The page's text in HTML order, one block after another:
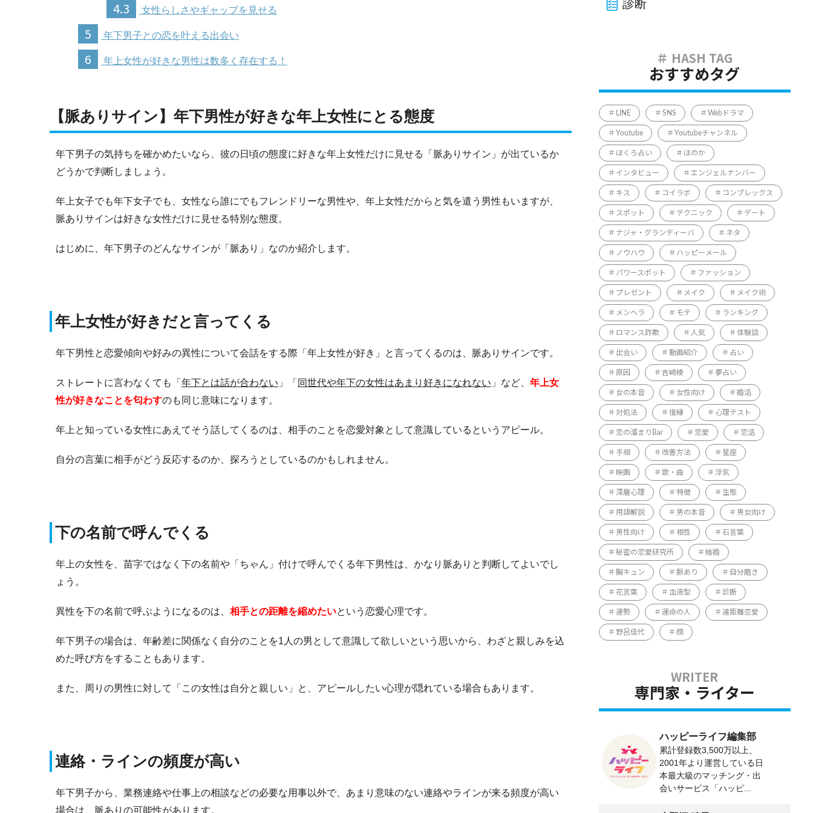
4.3 女性らしさやギャップを見せる
5 年下男子との恋を叶える出会い
6 年上女性が好きな男性は数多く存在する！
【脈ありサイン】年下男性が好きな年上女性にとる態度
年下男子の気持ちを確かめたいなら、彼の日頃の態度に好きな年上女性だけに見せる「脈ありサイン」が出ているか
どうかで判断しましょう。
年上女子でも年下女子でも、女性なら誰にでもフレンドリーな男性や、年上女性だからと気を遣う男性もいますが、
脈ありサインは好きな女性だけに見せる特別な態度。
はじめに、年下男子のどんなサインが「脈あり」なのか紹介します。
年上女性が好きだと言ってくる
年下男性と恋愛傾向や好みの異性について会話をする際「年上女性が好き」と言ってくるのは、脈ありサインです。
ストレートに言わなくても「 年下とは話が合わない 」「 同世代や年下の女性はあまり好きになれない 」など、 年上女
性が好きなことを匂わすのも同じ意味になります。
年上と知っている女性にあえてそう話してくるのは、相手のことを恋愛対象として意識しているというアピール。
自分の言葉に相手がどう反応するのか、探ろうとしているのかもしれません。
下の名前で呼んでくる
年上の女性を、苗字ではなく下の名前や「ちゃん」付けで呼んでくる年下男性は、かなり脈ありと判断してよいでし
ょう。
異性を下の名前で呼ぶようになるのは、 相手との距離を縮めたいという恋愛心理です。
年下男子の場合は、年齢差に関係なく自分のことを1人の男として意識して欲しいという思いから、わざと親しみを込
めた呼び方をすることもあります。
また、周りの男性に対して「この女性は自分と親しい」と、アピールしたい心理が隠れている場合もあります。
連絡・ラインの頻度が高い
年下男子から、業務連絡や仕事上の相談などの必要な用事以外で、あまり意味のない連絡やラインが来る頻度が高い
場合は、脈ありの可能性があります。
診断
おすすめタグ
LINE SNS Webドラマ
Youtube Youtubeチャンネル
ほくろ占い ほのか
インタビュー エンジェルナンバー
キス コイラボ コンプレックス
スポット テクニック デート
ナジャ・グランディーバ ネタ
ノウハウ ハッピーメール
パワースポット ファッション
プレゼント メイク メイク術
メンヘラ モテ ランキング
ロマンス詐欺 人気 体験談
出会い 動画紹介 占い
原因 吉崎綾 夢占い
女の本音 女性向け 婚活
対処法 復縁 心理テスト
恋の溜まりBar 恋愛 恋活
手相 改善方法 星座
映画 歌・曲 浮気
深層心理 特徴 生態
用語解説 男の本音 男女向け
男性向け 相性 石言葉
秘密の恋愛研究所 結婚
胸キュン 脈あり 自分磨き
花言葉 血液型 診断
運勢 運命の人 遠距離恋愛
野呂佳代 顔
専門家・ライター
ハッピーライフ編集部
累計登録数3,500万以上、
2001年より運営している日
本最大級のマッチング・出
会いサービス「ハッピ...